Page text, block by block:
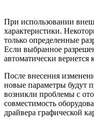
При использовании
характеристики.
только определенные
Если выбранное
автоматически
После внесения
новые параметры будут
возникли проблемы с
совместимость
драйвера графической